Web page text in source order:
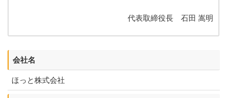
フランチャイズ募集要項
ニュース
FC加盟店様向け資料
代表取締役長 石田 嵩明
会社名
ほっと株式会社